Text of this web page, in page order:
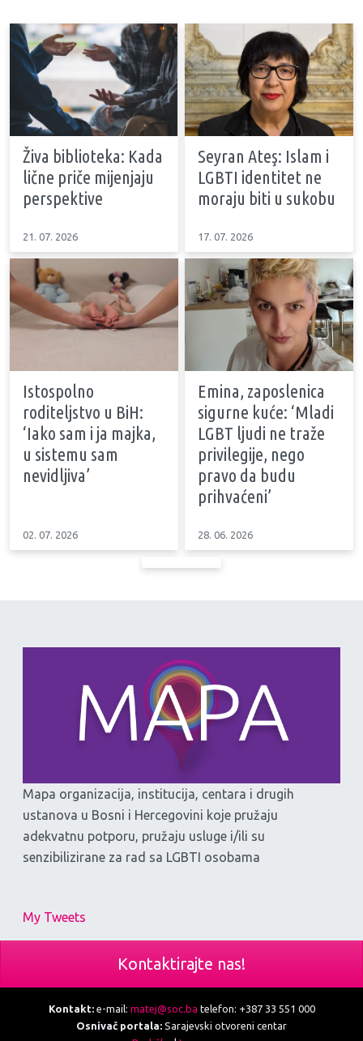
Živa biblioteka: Kada
lične priče mijenjaju
perspektive
21. 07. 2026
Seyran Ateş: Islam i
LGBTI identitet ne
moraju biti u sukobu
17. 07. 2026
Istospolno
roditeljstvo u BiH:
‘Iako sam i ja majka,
u sistemu sam
nevidljiva’
02. 07. 2026
Emina, zaposlenica
sigurne kuće: ‘Mladi
LGBT ljudi ne traže
privilegije, nego
pravo da budu
prihvaćeni’
28. 06. 2026
Mapa organizacija, institucija, centara i drugih
ustanova u Bosni i Hercegovini koje pružaju
adekvatnu potporu, pružaju usluge i/ili su
senzibilizirane za rad sa LGBTI osobama
My Tweets
Kontaktirajte nas!
Kontakt:e-mail: matej@soc.ba telefon: +387 33 551 000
Osnivač portala: Sarajevski otvoreni centar